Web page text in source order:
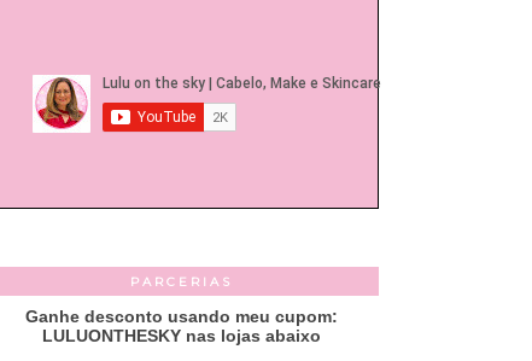
PARCERIAS
Ganhe desconto usando meu cupom:
LULUONTHESKY nas lojas abaixo